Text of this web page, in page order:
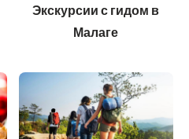
Экскурсии с гидом в
Малаге